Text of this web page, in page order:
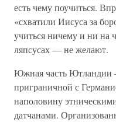
есть чему поучиться.
«схватили Иисуса за
учиться ничему и ни на
ляпсусах — не желают.
Южная часть
приграничной с
наполовину
датчанами.